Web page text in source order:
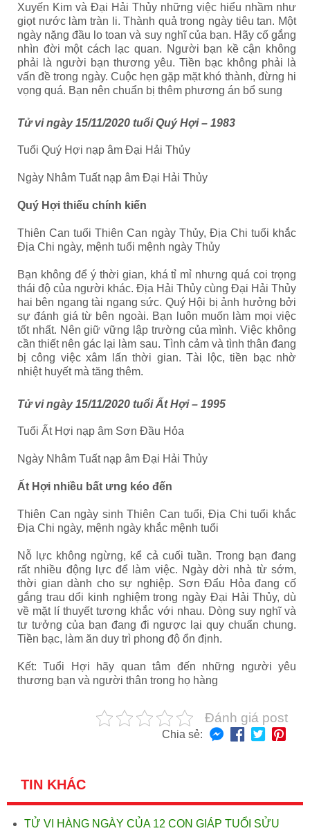
Xuyến Kim và Đại Hải Thủy những việc hiểu nhầm như
giọt nước làm tràn li. Thành quả trong ngày tiêu tan. Một
ngày nặng đầu lo toan và suy nghĩ của bạn. Hãy cố gắng
nhìn đời một cách lạc quan. Người bạn kề cận không
phải là người bạn thương yêu. Tiền bạc không phải là
vấn đề trong ngày. Cuộc hẹn gặp mặt khó thành, đừng hi
vọng quá. Bạn nên chuẩn bị thêm phương án bổ sung
Tử vi ngày 15/11/2020 tuổi Quý Hợi – 1983
Tuổi Quý Hợi nạp âm Đại Hải Thủy
Ngày Nhâm Tuất nạp âm Đại Hải Thủy
Quý Hợi thiếu chính kiến
Thiên Can tuổi Thiên Can ngày Thủy, Địa Chi tuổi khắc
Địa Chi ngày, mệnh tuổi mệnh ngày Thủy
Bạn không để ý thời gian, khá tỉ mỉ nhưng quá coi trọng
thái độ của người khác. Địa Hải Thủy cùng Đại Hải Thủy
hai bên ngang tài ngang sức. Quý Hội bị ảnh hưởng bởi
sự đánh giá từ bên ngoài. Bạn luôn muốn làm mọi việc
tốt nhất. Nên giữ vững lập trường của mình. Việc không
cần thiết nên gác lại làm sau. Tình cảm và tình thân đang
bị công việc xâm lấn thời gian. Tài lộc, tiền bạc nhờ
nhiệt huyết mà tăng thêm.
Tử vi ngày 15/11/2020 tuổi Ất Hợi – 1995
Tuổi Ất Hợi nạp âm Sơn Đầu Hỏa
Ngày Nhâm Tuất nạp âm Đại Hải Thủy
Ất Hợi nhiều bất ưng kéo đến
Thiên Can ngày sinh Thiên Can tuổi, Địa Chi tuổi khắc
Địa Chi ngày, mệnh ngày khắc mệnh tuổi
Nỗ lực không ngừng, kể cả cuối tuần. Trong bạn đang
rất nhiều động lực để làm việc. Ngày dời nhà từ sớm,
thời gian dành cho sự nghiệp. Sơn Đẩu Hỏa đang cố
gắng trau dổi kinh nghiệm trong ngày Đại Hải Thủy, dù
về mặt lí thuyết tương khắc với nhau. Dòng suy nghĩ và
tư tưởng của bạn đang đi ngược lại quy chuẩn chung.
Tiền bạc, làm ăn duy trì phong độ ổn định.
Kết: Tuổi Hợi hãy quan tâm đến những người yêu
thương bạn và người thân trong họ hàng
Đánh giá post
Chia sẻ:
TIN KHÁC
TỬ VI HÀNG NGÀY CỦA 12 CON GIÁP TUỔI SỬU